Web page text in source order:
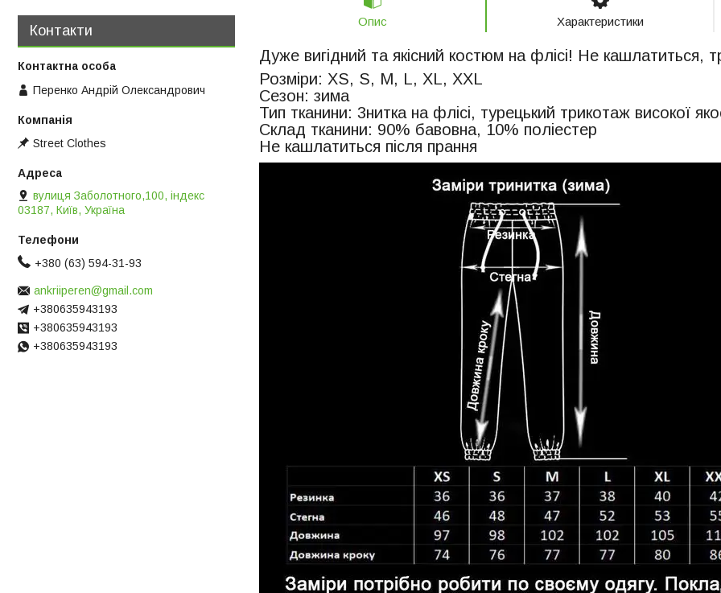
Опис Характеристики
Дуже вигідний та якісний костюм на флісі! Не кашлатиться,
Розміри: XS, S, M, L, XL, XXL
Сезон: зима
Тип тканини: 3нитка на флісі, турецький трикотаж високої
Склад тканини: 90% бавовна, 10% поліестер
Не кашлатиться після прання
Контакти
Перенко Андрій Олександрович
Street Clothes
вулиця Заболотного,100, індекс
03187, Київ, Україна
+380 (63) 594-31-93
ankriiperen@gmail.com
+380635943193
+380635943193
+380635943193